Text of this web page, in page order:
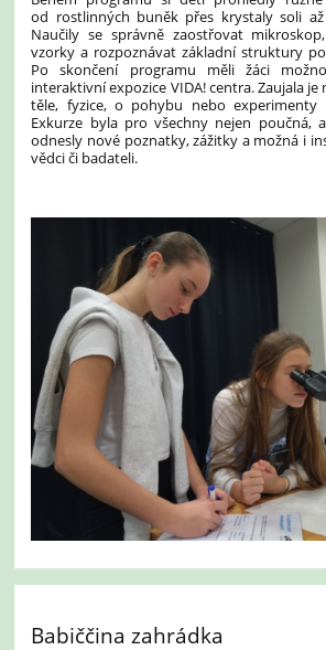
od rostlinných buněk přes krystaly soli
Naučily se správně zaostřovat
vzorky a rozpoznávat základní struktury
Po skončení programu měli žáci
interaktivní expozice VIDA! centra. Zaujala je
těle, fyzice, o pohybu nebo
Exkurze byla pro všechny nejen poučná,
odnesly nové poznatky, zážitky a možná i
vědci či badateli.
David
Babiččina zahrádka